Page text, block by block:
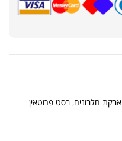
אבקת חלבונים,בסט פרוטאין